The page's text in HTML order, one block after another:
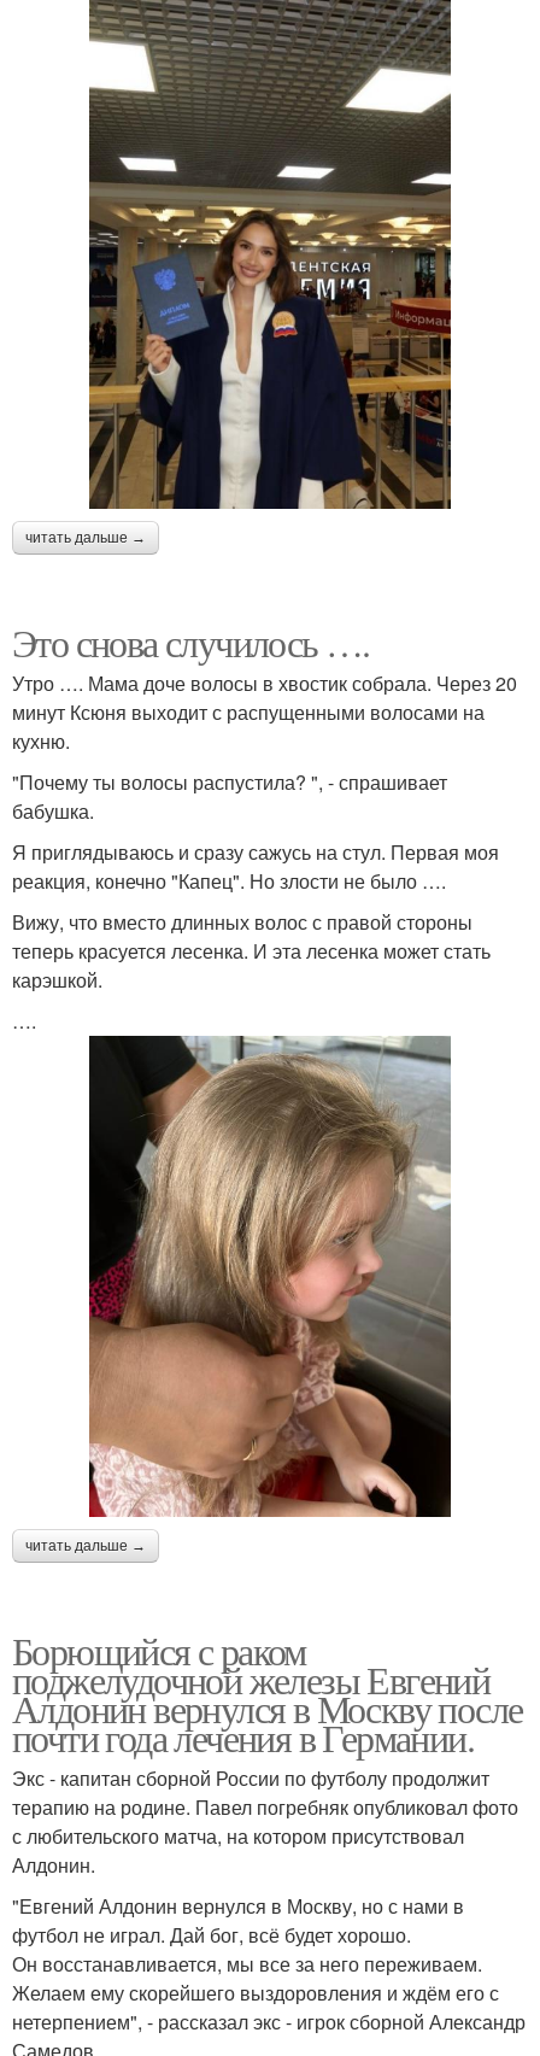
читать дальше →
Это снова случилось ….
Утро …. Мама доче волосы в хвостик собрала. Через 20
минут Ксюня выходит с распущенными волосами на
кухню.
"Почему ты волосы распустила? ", - спрашивает
бабушка.
Я приглядываюсь и сразу сажусь на стул. Первая моя
реакция, конечно "Капец". Но злости не было ….
Вижу, что вместо длинных волос с правой стороны
теперь красуется лесенка. И эта лесенка может стать
карэшкой.
….
читать дальше →
Борющийся с раком
поджелудочной железы Евгений
Алдонин вернулся в Москву после
почти года лечения в Германии.
Экс - капитан сборной России по футболу продолжит
терапию на родине. Павел погребняк опубликовал фото
с любительского матча, на котором присутствовал
Алдонин.
"Евгений Алдонин вернулся в Москву, но с нами в
футбол не играл. Дай бог, всё будет хорошо.
Он восстанавливается, мы все за него переживаем.
Желаем ему скорейшего выздоровления и ждём его с
нетерпением", - рассказал экс - игрок сборной Александр